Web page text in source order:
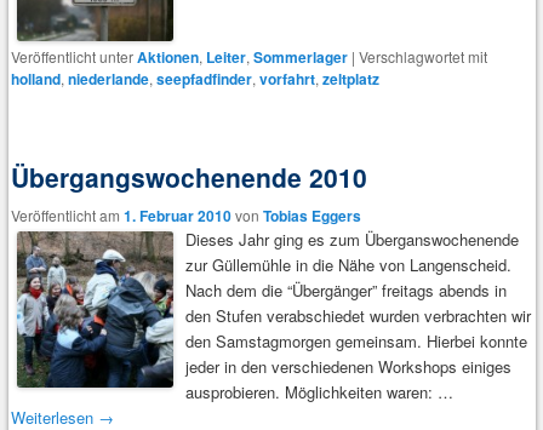
Veröffentlicht unterAktionen, Leiter,Sommerlager |Verschlagwortet mit
holland,niederlande,seepfadfinder,vorfahrt,zeltplatz
Übergangswochenende 2010
Veröffentlicht am1. Februar 2010vonTobias Eggers
Dieses Jahr ging es zum Überganswochenende
zur Güllemühle in die Nähe von Langenscheid.
Nach dem die “Übergänger” freitags abends in
den Stufen verabschiedet wurden verbrachten wir
den Samstagmorgen gemeinsam. Hierbei konnte
jeder in den verschiedenen Workshops einiges
ausprobieren. Möglichkeiten waren: …
Weiterlesen →